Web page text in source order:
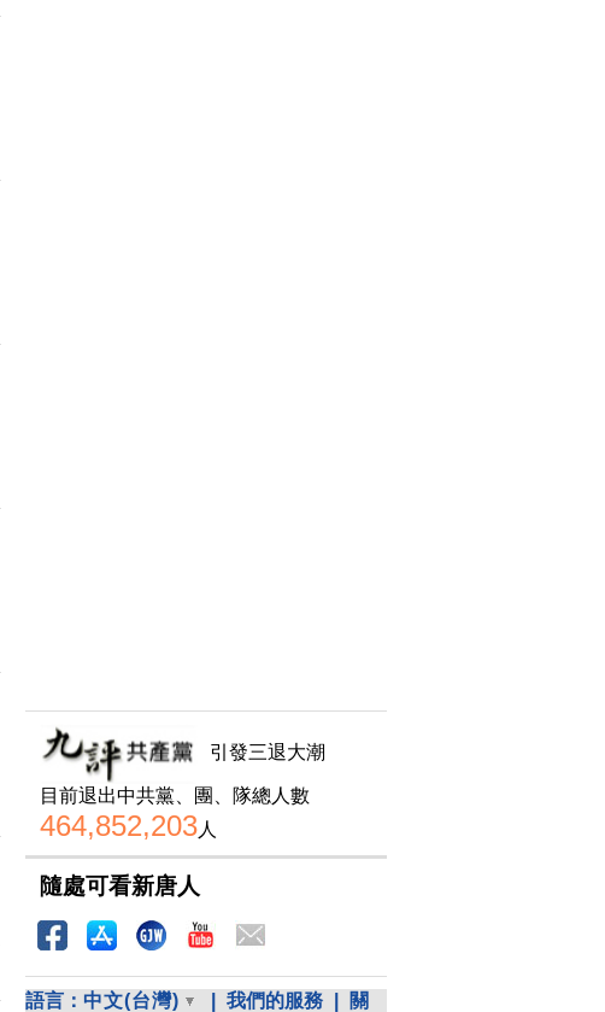
引發三退大潮
目前退出中共黨、團、隊總人數
464,852,203人
隨處可看新唐人
語言： 中文(台灣) 我們的服務
關